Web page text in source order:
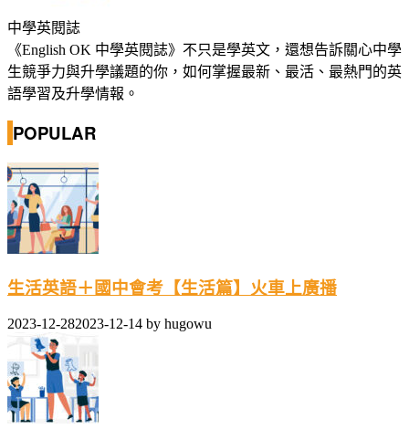
中學英閱誌
《English OK 中學英閱誌》不只是學英文，還想告訴關心中學
生競爭力與升學議題的你，如何掌握最新、最活、最熱門的英
語學習及升學情報。
POPULAR
生活英語＋國中會考【生活篇】火車上廣播
2023-12-282023-12-14 by hugowu